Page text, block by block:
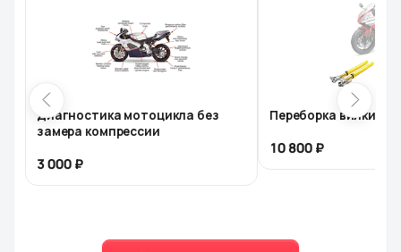
Диагностика мотоцикла без
замера компрессии
3 000
Переборка вилки
10 800